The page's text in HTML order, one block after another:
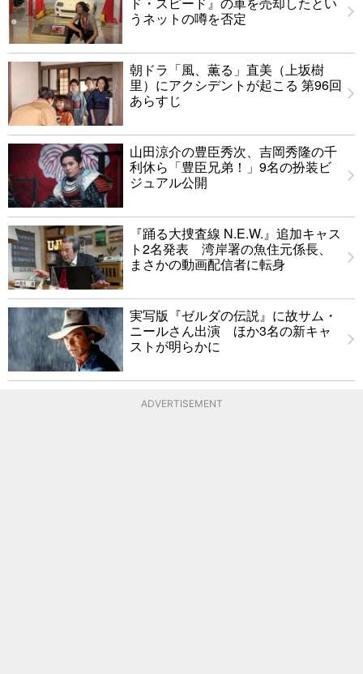
うネットの噂を否定
朝ドラ「風、薫る」直美（上坂樹
里）にアクシデントが起こる 第96回
あらすじ
山田涼介の豊臣秀次、吉岡秀隆の千
利休ら「豊臣兄弟！」9名の扮装ビ
ジュアル公開
『踊る大捜査線 N.E.W.』追加キャス
ト2名発表 湾岸署の魚住元係長、
まさかの動画配信者に転身
実写版『ゼルダの伝説』に故サム・
ニールさん出演 ほか3名の新キャ
ストが明らかに
ADVERTISEMENT